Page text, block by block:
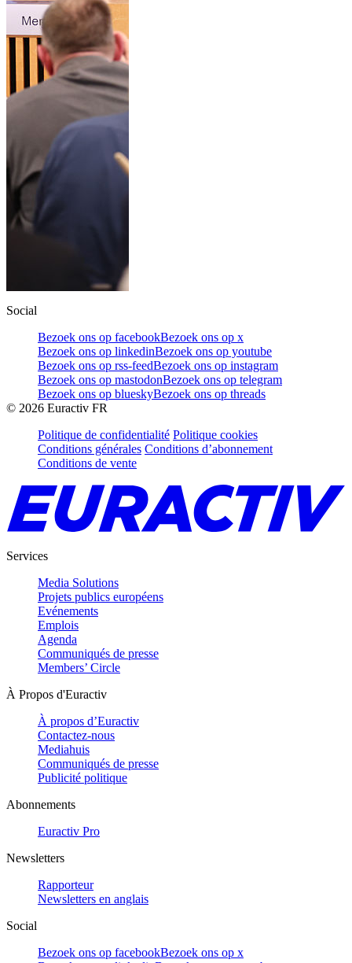
Social
Bezoek ons op facebookBezoek ons op x
Bezoek ons op linkedinBezoek ons op youtube
Bezoek ons op rss-feedBezoek ons op instagram
Bezoek ons op mastodonBezoek ons op telegram
Bezoek ons op blueskyBezoek ons op threads
© 2026 Euractiv FR
Politique de confidentialité Politique cookies
Conditions générales Conditions d’abonnement
Conditions de vente
Services
Media Solutions
Projets publics européens
Evénements
Emplois
Agenda
Communiqués de presse
Members’ Circle
À Propos d'Euractiv
À propos d’Euractiv
Contactez-nous
Mediahuis
Communiqués de presse
Publicité politique
Abonnements
Euractiv Pro
Newsletters
Rapporteur
Newsletters en anglais
Social
Bezoek ons op facebookBezoek ons op x